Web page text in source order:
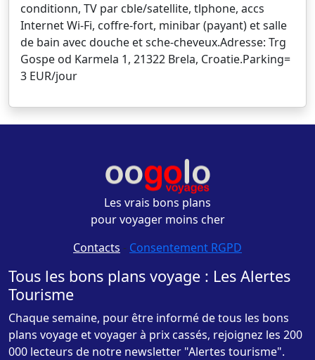
conditionn, TV par cble/satellite, tlphone, accs
Internet Wi-Fi, coffre-fort, minibar (payant) et salle
de bain avec douche et sche-cheveux.Adresse: Trg
Gospe od Karmela 1, 21322 Brela, Croatie.Parking=
3 EUR/jour
Les vrais bons plans
pour voyager moins cher
Contacts - Consentement RGPD
Tous les bons plans voyage : Les Alertes
Tourisme
Chaque semaine, pour être informé de tous les bons
plans voyage et voyager à prix cassés, rejoignez les 200
000 lecteurs de notre newsletter "Alertes tourisme".